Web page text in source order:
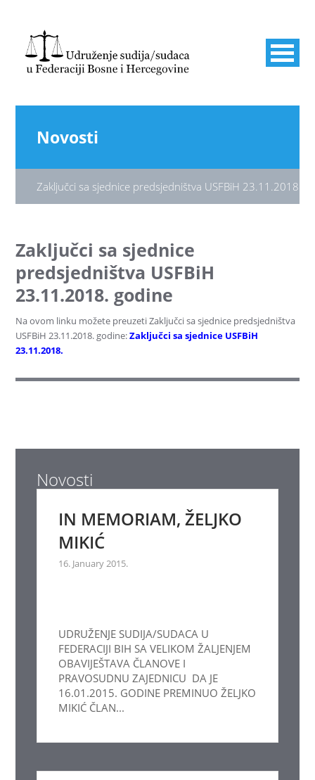
Novosti
Zaključci sa sjednice predsjedništva USFBiH 23.11.2018.
Zaključci sa sjednice
predsjedništva USFBiH
23.11.2018. godine
Na ovom linku možete preuzeti Zaključci sa sjednice predsjedništva
USFBiH 23.11.2018. godine:Zaključci sa sjednice USFBiH
23.11.2018.
Novosti
IN MEMORIAM, ŽELJKO
MIKIĆ
16. January 2015.
UDRUŽENJE SUDIJA/SUDACA U
FEDERACIJI BIH SA VELIKOM ŽALJENJEM
OBAVIJEŠTAVA ČLANOVE I
PRAVOSUDNU ZAJEDNICU DA JE
16.01.2015. GODINE PREMINUO ŽELJKO
MIKIĆ ČLAN...